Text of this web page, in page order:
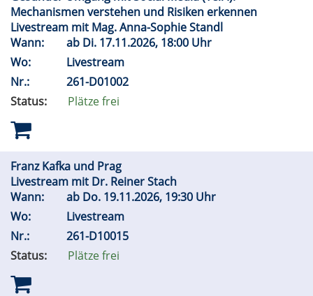
Mechanismen verstehen und Risiken erkennen
Livestream mit Mag. Anna-Sophie Standl
Wann:
ab Di. 17.11.2026, 18:00 Uhr
Wo:
Livestream
Nr.:
261-D01002
Status:
Plätze frei
Franz Kafka und Prag
Livestream mit Dr. Reiner Stach
Wann:
ab Do. 19.11.2026, 19:30 Uhr
Wo:
Livestream
Nr.:
261-D10015
Status:
Plätze frei